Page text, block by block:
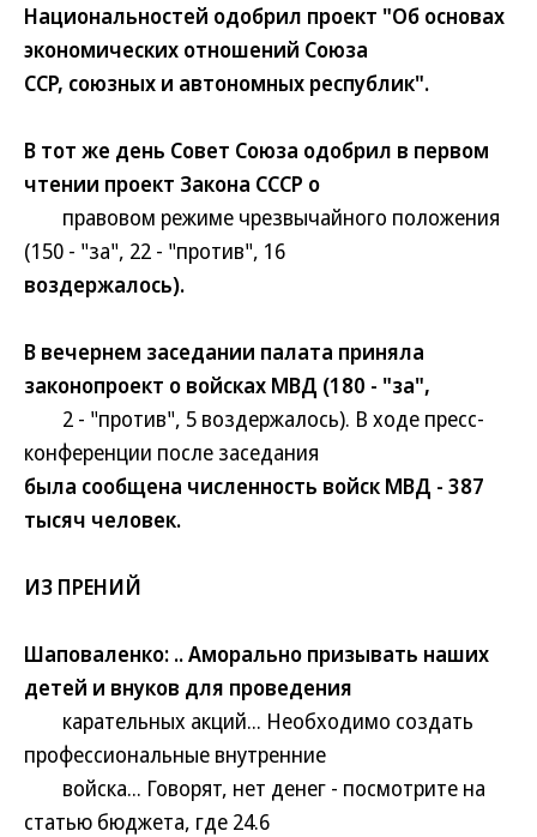
Национальностей одобрил проект "Об основах
экономических отношений Союза
ССР, союзных и автономных республик".
В тот же день Совет Союза одобрил в первом
чтении проект Закона СССР о
правовом режиме чрезвычайного положения
(150 - "за", 22 - "против", 16
воздержалось).
В вечернем заседании палата приняла
законопроект о войсках МВД (180 - "за",
2 - "против", 5 воздержалось). В ходе пресс-
конференции после заседания
была сообщена численность войск МВД - 387
тысяч человек.
ИЗ ПРЕНИЙ
Шаповаленко: .. Аморально призывать наших
детей и внуков для проведения
карательных акций... Необходимо создать
профессиональные внутренние
войска... Говорят, нет денег - посмотрите на
статью бюджета, где 24.6